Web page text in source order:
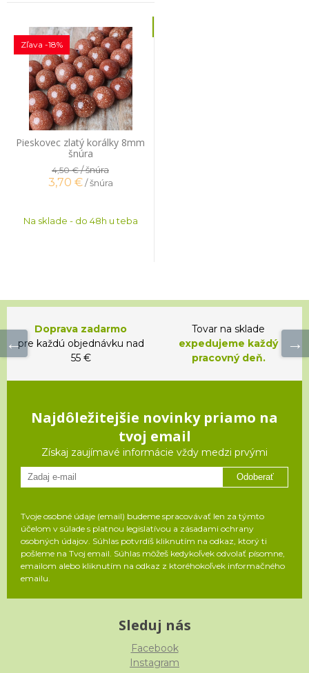
Pieskovec zlatý korálky 8mm
šnúra
Zľava -18%
4,50 €/ šnúra
3,70 € / šnúra
Na sklade - do 48h u teba
Doprava zadarmo
pre každú objednávku nad
55 €
Tovar na sklade
expedujeme každý
pracovný deň.
Najdôležitejšie novinky priamo na
tvoj email
Získaj zaujímavé informácie vždy medzi prvými
Odoberať
Tvoje osobné údaje (email) budeme spracovávať len za týmto
účelom v súlade s platnou legislatívou a zásadami ochrany
osobných údajov. Súhlas potvrdíš kliknutím na odkaz, ktorý ti
pošleme na Tvoj email. Súhlas môžeš kedykoľvek odvolať písomne,
emailom alebo kliknutím na odkaz z ktoréhokoľvek informačného
emailu.
Sleduj nás
Facebook
Instagram